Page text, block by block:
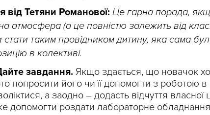
від Тетяни Романової: Це гарна порада,
атмосфера (а це повністю залежить від
стати таким провідником дитину, яка сама
в колективі.
завдання. Якщо здається, що новачок
попросити його чи її допомогти з роботою
а заодно – додасть відчуття
допомогти роздати лабораторне обладнання